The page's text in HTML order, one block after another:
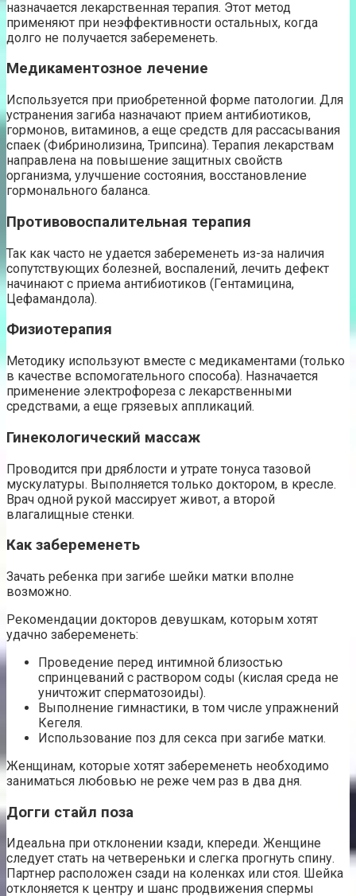
назначается лекарственная терапия. Этот метод
применяют при неэффективности остальных, когда
долго не получается забеременеть.
Медикаментозное лечение
Используется при приобретенной форме патологии. Для
устранения загиба назначают прием антибиотиков,
гормонов, витаминов, а еще средств для рассасывания
спаек (Фибринолизина, Трипсина). Терапия лекарствам
направлена на повышение защитных свойств
организма, улучшение состояния, восстановление
гормонального баланса.
Противовоспалительная терапия
Так как часто не удается забеременеть из-за наличия
сопутствующих болезней, воспалений, лечить дефект
начинают с приема антибиотиков (Гентамицина,
Цефамандола).
Физиотерапия
Методику используют вместе с медикаментами (только
в качестве вспомогательного способа). Назначается
применение электрофореза с лекарственными
средствами, а еще грязевых аппликаций.
Гинекологический массаж
Проводится при дряблости и утрате тонуса тазовой
мускулатуры. Выполняется только доктором, в кресле.
Врач одной рукой массирует живот, а второй
влагалищные стенки.
Как забеременеть
Зачать ребенка при загибе шейки матки вполне
возможно.
Рекомендации докторов девушкам, которым хотят
удачно забеременеть:
Проведение перед интимной близостью
спринцеваний с раствором соды (кислая среда не
уничтожит сперматозоиды).
Выполнение гимнастики, в том числе упражнений
Кегеля.
Использование поз для секса при загибе матки.
Женщинам, которые хотят забеременеть необходимо
заниматься любовью не реже чем раз в два дня.
Догги стайл поза
Идеальна при отклонении кзади, кпереди. Женщине
следует стать на четвереньки и слегка прогнуть спину.
Партнер расположен сзади на коленках или стоя. Шейка
отклоняется к центру и шанс продвижения спермы